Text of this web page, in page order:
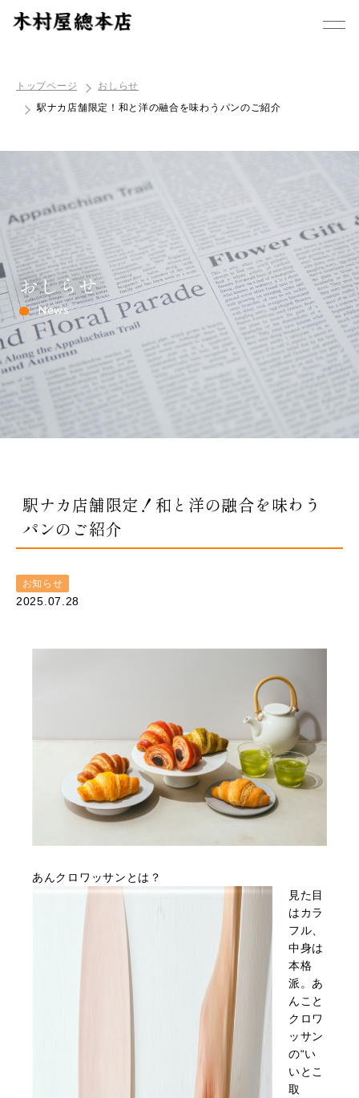
トップページ
おしらせ
駅ナカ店舗限定！和と洋の融合を味わうパンのご紹介
おしらせ
News
駅ナカ店舗限定！和と洋の融合を味わう
パンのご紹介
お知らせ
2025.07.28
あんクロワッサンとは？
見た目
はカラ
フル、
中身は
本格
派。あ
んこと
クロワ
ッサン
の“い
いとこ
取